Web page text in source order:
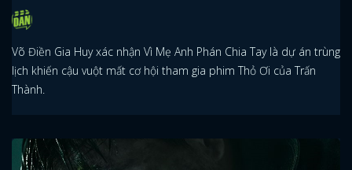
Võ Điền Gia Huy xác nhận Vì Mẹ Anh Phán Chia Tay là dự án trùng
lịch khiến cậu vuột mất cơ hội tham gia phim Thỏ Ơi của Trấn
Thành.